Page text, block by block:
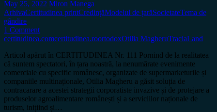
May 25, 2022 Miron Manega
ArhivaCertitudinea printCredințăModelul de țarăSocietateTema de
gândire
1 Comment
certitudinea.comcertitudinea.roortodoxOtilia MagheruTraciaLand
Articol apărut în CERTITUDINEA Nr. 111 Pornind de la realitatea
că suntem spectatori, în țara noastră, la nenumărate evenimente
comerciale cu specific românesc, organizate de supermarketurile și
companiile multinaționale, Otilia Magheru a găsit soluția de
contracarare a acestei strategii corporatiste invazive și de protejare a
produselor agroalimentare românești și a serviciilor naționale de
turism, inițiind și…